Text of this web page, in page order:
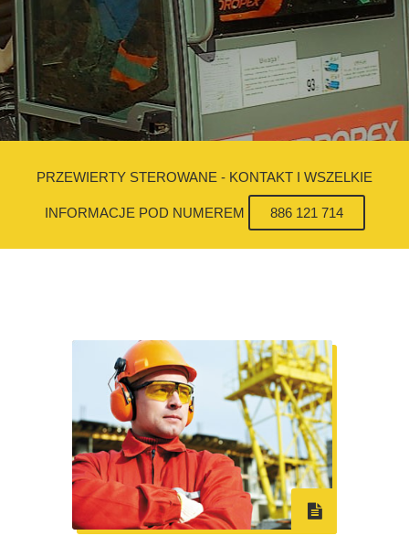
PRZEWIERTY STEROWANE - KONTAKT I WSZELKIE
INFORMACJE POD NUMEREM 886 121 714